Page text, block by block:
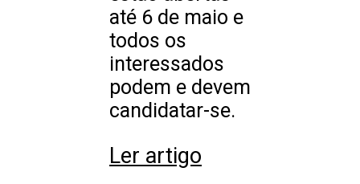
até 6 de maio e
todos os
interessados
podem e devem
candidatar-se.
Ler artigo